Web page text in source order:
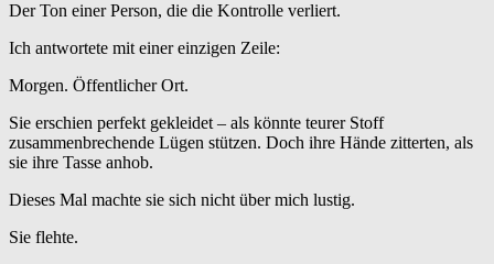
Der Ton einer Person, die die Kontrolle verliert.
Ich antwortete mit einer einzigen Zeile:
Morgen. Öffentlicher Ort.
Sie erschien perfekt gekleidet – als könnte teurer Stoff
zusammenbrechende Lügen stützen. Doch ihre Hände zitterten, als
sie ihre Tasse anhob.
Dieses Mal machte sie sich nicht über mich lustig.
Sie flehte.